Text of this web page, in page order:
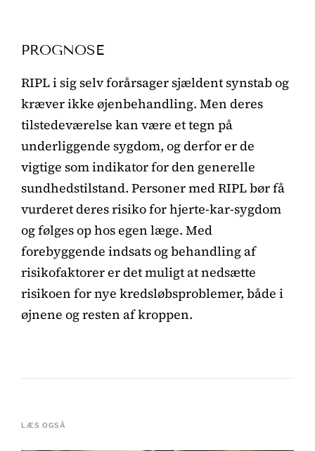
PROGNOSE
RIPL i sig selv forårsager sjældent synstab og
kræver ikke øjenbehandling. Men deres
tilstedeværelse kan være et tegn på
underliggende sygdom, og derfor er de
vigtige som indikator for den generelle
sundhedstilstand. Personer med RIPL bør få
vurderet deres risiko for hjerte-kar-sygdom
og følges op hos egen læge. Med
forebyggende indsats og behandling af
risikofaktorer er det muligt at nedsætte
risikoen for nye kredsløbsproblemer, både i
øjnene og resten af kroppen.
LÆS OGSÅ